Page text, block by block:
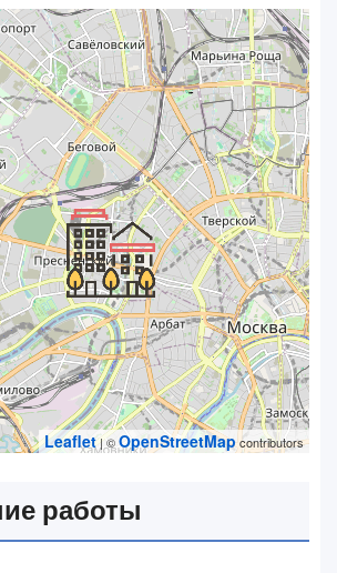
Leaflet| ©OpenStreetMapcontributors
работы